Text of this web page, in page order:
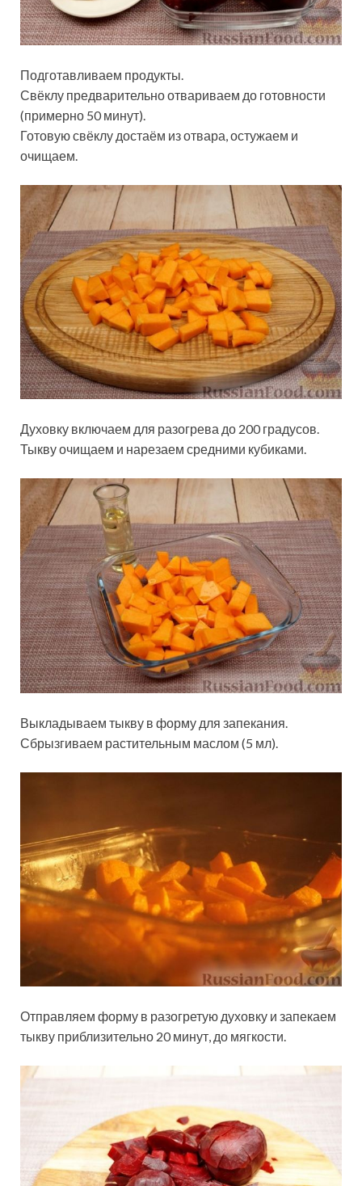
Подготавливаем продукты.
Свёклу предварительно отвариваем до готовности
(примерно 50 минут).
Готовую свёклу достаём из отвара, остужаем и
очищаем.
Духовку включаем для разогрева до 200 градусов.
Тыкву очищаем и нарезаем средними кубиками.
Выкладываем тыкву в форму для запекания.
Сбрызгиваем растительным маслом (5 мл).
Отправляем форму в разогретую духовку и запекаем
тыкву приблизительно 20 минут, до мягкости.